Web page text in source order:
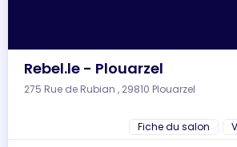
Rebel.le - Plouarzel
275 Rue de Rubian , 29810 Plouarzel
Fiche du salon